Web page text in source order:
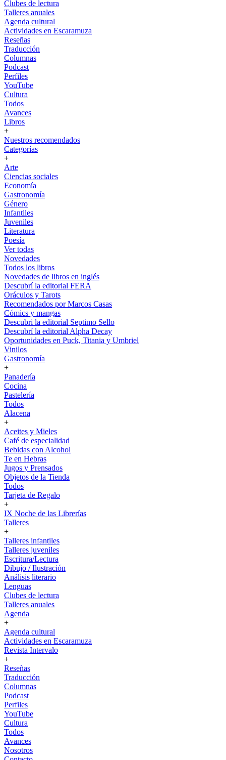
Clubes de lectura
Talleres anuales
Agenda cultural
Actividades en Escaramuza
Reseñas
Traducción
Columnas
Podcast
Perfiles
YouTube
Cultura
Todos
Avances
Libros
+
Nuestros recomendados
Categorías
+
Arte
Ciencias sociales
Economía
Gastronomía
Género
Infantiles
Juveniles
Literatura
Poesía
Ver todas
Novedades
Todos los libros
Novedades de libros en inglés
Descubrí la editorial FERA
Oráculos y Tarots
Recomendados por Marcos Casas
Cómics y mangas
Descubri la editorial Septimo Sello
Descubrí la editorial Alpha Decay
Oportunidades en Puck, Titania y Umbriel
Vinilos
Gastronomía
+
Panadería
Cocina
Pastelería
Todos
Alacena
+
Aceites y Mieles
Café de especialidad
Bebidas con Alcohol
Te en Hebras
Jugos y Prensados
Objetos de la Tienda
Todos
Tarjeta de Regalo
+
IX Noche de las Librerías
Talleres
+
Talleres infantiles
Talleres juveniles
Escritura/Lectura
Dibujo / Ilustración
Análisis literario
Lenguas
Clubes de lectura
Talleres anuales
Agenda
+
Agenda cultural
Actividades en Escaramuza
Revista Intervalo
+
Reseñas
Traducción
Columnas
Podcast
Perfiles
YouTube
Cultura
Todos
Avances
Nosotros